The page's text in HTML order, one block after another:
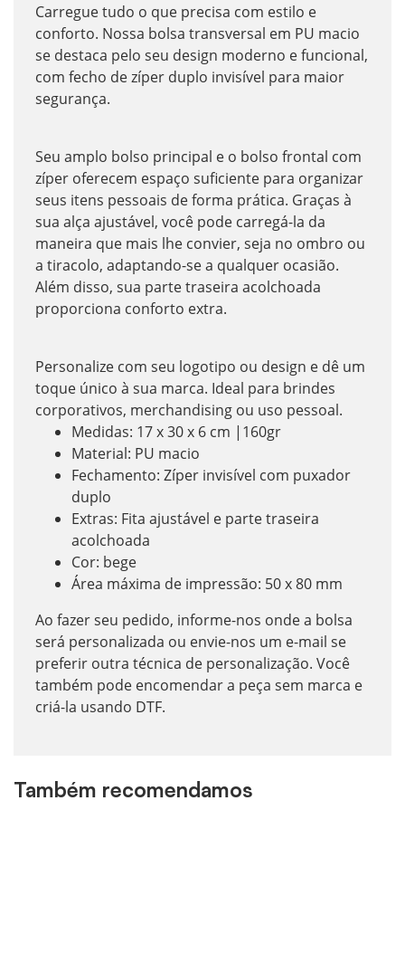
Carregue tudo o que precisa com estilo e
conforto. Nossa bolsa transversal em PU macio
se destaca pelo seu design moderno e funcional,
com fecho de zíper duplo invisível para maior
segurança.
Seu amplo bolso principal e o bolso frontal com
zíper oferecem espaço suficiente para organizar
seus itens pessoais de forma prática. Graças à
sua alça ajustável, você pode carregá-la da
maneira que mais lhe convier, seja no ombro ou
a tiracolo, adaptando-se a qualquer ocasião.
Além disso, sua parte traseira acolchoada
proporciona conforto extra.
Personalize com seu logotipo ou design e dê um
toque único à sua marca. Ideal para brindes
corporativos, merchandising ou uso pessoal.
Medidas: 17 x 30 x 6 cm |160gr
Material: PU macio
Fechamento: Zíper invisível com puxador
duplo
Extras: Fita ajustável e parte traseira
acolchoada
Cor: bege
Área máxima de impressão: 50 x 80 mm
Ao fazer seu pedido, informe-nos onde a bolsa
será personalizada ou envie-nos um e-mail se
preferir outra técnica de personalização. Você
também pode encomendar a peça sem marca e
criá-la usando DTF.
Também recomendamos